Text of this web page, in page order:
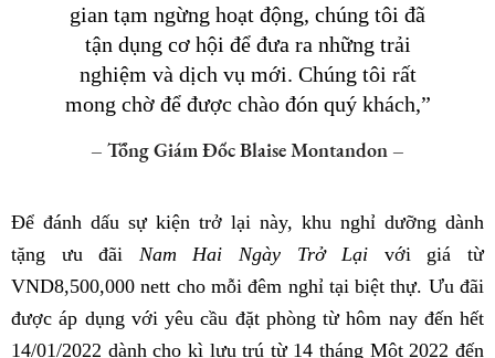
gian tạm ngừng hoạt động, chúng tôi đã
tận dụng cơ hội để đưa ra những trải
nghiệm và dịch vụ mới. Chúng tôi rất
mong chờ để được chào đón quý khách,”
– Tổng Giám Đốc Blaise Montandon –
Để đánh dấu sự kiện trở lại này, khu nghỉ dưỡng dành
tặng ưu đãi Nam Hai Ngày Trở Lại với giá từ
VND8,500,000 nett cho mỗi đêm nghỉ tại biệt thự. Ưu đãi
được áp dụng với yêu cầu đặt phòng từ hôm nay đến hết
14/01/2022 dành cho kì lưu trú từ 14 tháng Một 2022 đến